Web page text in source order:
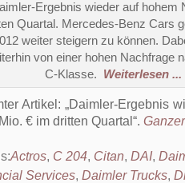
Ergebnis wieder auf hohem
Quartal. Mercedes-Benz Cars
weiter steigern zu können.
von einer hohen Nachfrage
C-Klasse.
Weiterlesen ...
Artikel: Daimler-Ergebnis
€ im dritten Quartal
.
Actros, C 204, Citan, DAI,
Services, Daimler Trucks,